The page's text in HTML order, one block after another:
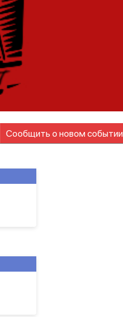
Сообщить о новом событии